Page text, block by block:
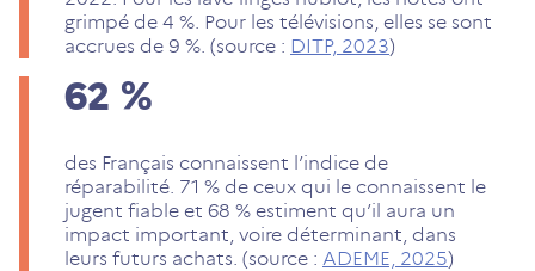
grimpé de 4 %. Pour les télévisions, elles se sont
accrues de 9 %. (source : DITP, 2023)
62 %
des Français connaissent l’indice de
réparabilité. 71 % de ceux qui le connaissent le
jugent fiable et 68 % estiment qu’il aura un
impact important, voire déterminant, dans
leurs futurs achats. (source : ADEME, 2025)